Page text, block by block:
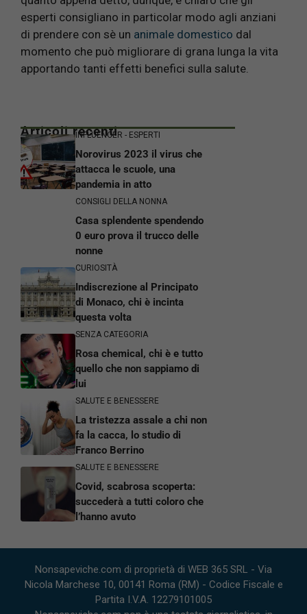
esperti consigliano in particolar modo agli anziani
di prendere con sè un animale domestico dal
momento che può migliorare di grana lunga la vita
apportando tanti effetti benefici sulla salute.
Articoli recentiINFLUENCER - ESPERTI
Norovirus 2023 il virus che
attacca le scuole, una
pandemia in atto
CONSIGLI DELLA NONNA
Casa splendente spendendo
0 euro prova il trucco delle
nonne
CURIOSITÀ
Indiscrezione al Principato
di Monaco, chi è incinta
questa volta
SENZA CATEGORIA
Rosa chemical, chi è e tutto
quello che non sappiamo di
lui
SALUTE E BENESSERE
La tristezza assale a chi non
fa la cacca, lo studio di
Franco Berrino
SALUTE E BENESSERE
Covid, scabrosa scoperta:
succederà a tutti coloro che
l’hanno avuto
Nonsapeviche.com di proprietà di WEB 365 SRL - Via
Nicola Marchese 10, 00141 Roma (RM) - Codice Fiscale e
Partita I.V.A. 12279101005